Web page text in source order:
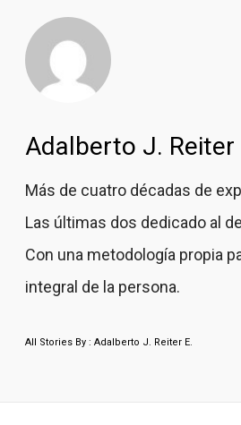
Adalberto J. Reiter
Más de cuatro décadas de
Las últimas dos dedicado al
Con una metodología propia
integral de la persona.
All Stories By : Adalberto J. Reiter E.